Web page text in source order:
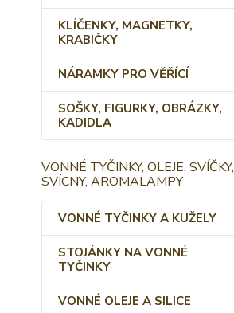
KLÍČENKY, MAGNETKY,
KRABIČKY
NÁRAMKY PRO VĚŘÍCÍ
SOŠKY, FIGURKY, OBRÁZKY,
KADIDLA
VONNÉ TYČINKY, OLEJE, SVÍČKY,
SVÍCNY, AROMALAMPY
VONNÉ TYČINKY A KUŽELY
STOJÁNKY NA VONNÉ
TYČINKY
VONNÉ OLEJE A SILICE